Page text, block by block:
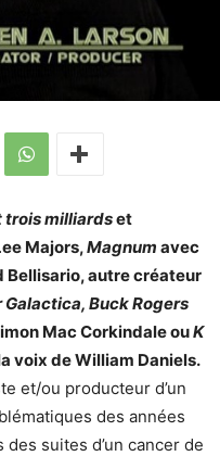
trois milliardset
Majors,Magnum avec
Bellisario, autre créateur
Buck Rogers
Mac Corkindale ouK
voix de William Daniels.
et/ou producteur d’un
des années
suites d’un cancer de